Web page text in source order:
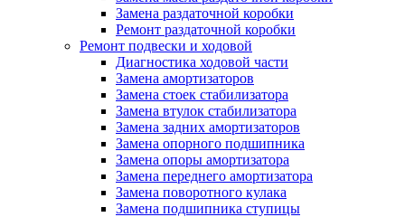
Замена раздаточной коробки
Ремонт раздаточной коробки
Ремонт подвески и ходовой
Диагностика ходовой части
Замена амортизаторов
Замена стоек стабилизатора
Замена втулок стабилизатора
Замена задних амортизаторов
Замена опорного подшипника
Замена опоры амортизатора
Замена переднего амортизатора
Замена поворотного кулака
Замена подшипника ступицы